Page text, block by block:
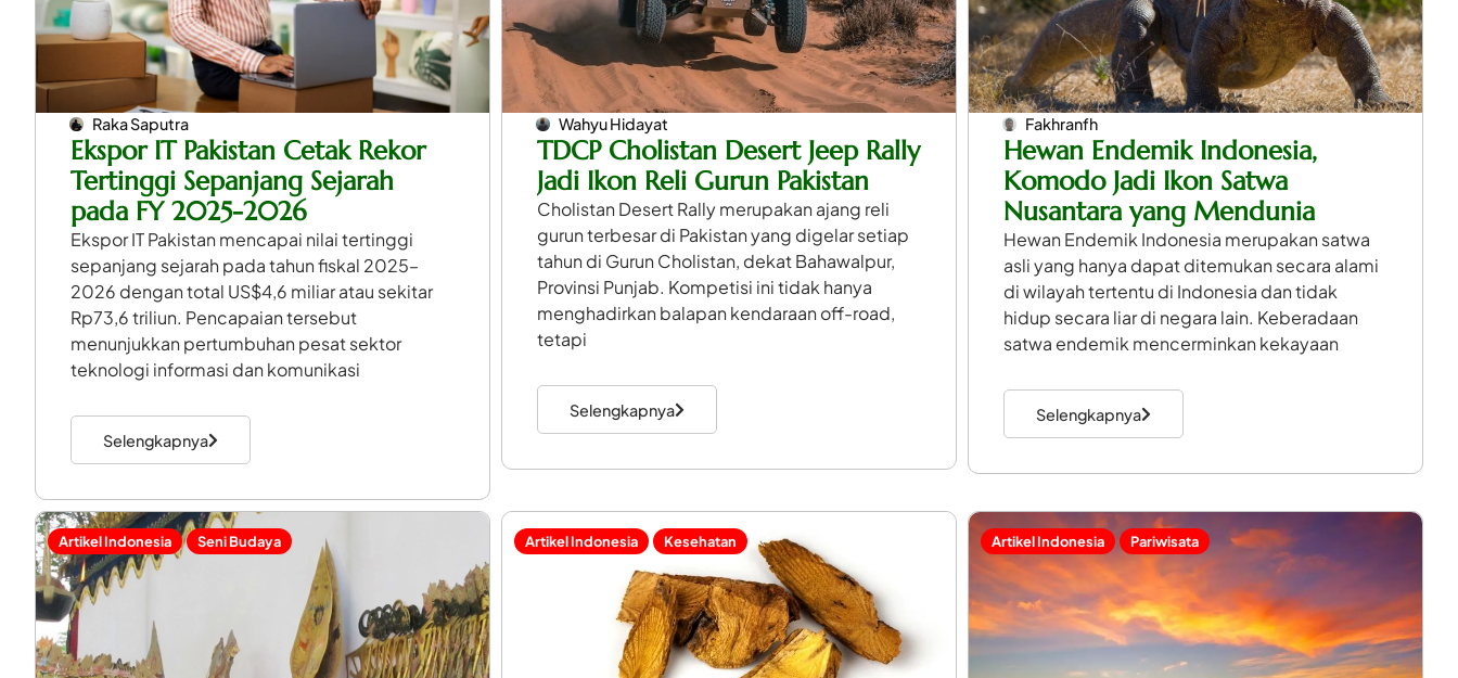
Raka Saputra
Ekspor IT Pakistan Cetak Rekor
Tertinggi Sepanjang Sejarah
pada FY 2025-2026
Ekspor IT Pakistan mencapai nilai tertinggi
sepanjang sejarah pada tahun fiskal 2025–
2026 dengan total US$4,6 miliar atau sekitar
Rp73,6 triliun. Pencapaian tersebut
menunjukkan pertumbuhan pesat sektor
teknologi informasi dan komunikasi
Selengkapnya
Wahyu Hidayat
TDCP Cholistan Desert Jeep Rally
Jadi Ikon Reli Gurun Pakistan
Cholistan Desert Rally merupakan ajang reli
gurun terbesar di Pakistan yang digelar setiap
tahun di Gurun Cholistan, dekat Bahawalpur,
Provinsi Punjab. Kompetisi ini tidak hanya
menghadirkan balapan kendaraan off-road,
tetapi
Selengkapnya
Fakhranfh
Hewan Endemik Indonesia,
Komodo Jadi Ikon Satwa
Nusantara yang Mendunia
Hewan Endemik Indonesia merupakan satwa
asli yang hanya dapat ditemukan secara alami
di wilayah tertentu di Indonesia dan tidak
hidup secara liar di negara lain. Keberadaan
satwa endemik mencerminkan kekayaan
Selengkapnya
Artikel Indonesia Seni Budaya Artikel Indonesia Kesehatan Artikel Indonesia Pariwisata